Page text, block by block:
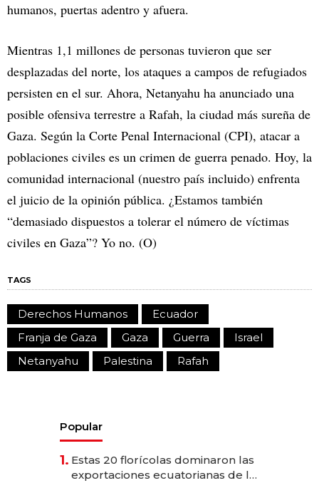
humanos, puertas adentro y afuera.
Mientras 1,1 millones de personas tuvieron que ser
desplazadas del norte, los ataques a campos de refugiados
persisten en el sur. Ahora, Netanyahu ha anunciado una
posible ofensiva terrestre a Rafah, la ciudad más sureña de
Gaza. Según la Corte Penal Internacional (CPI), atacar a
poblaciones civiles es un crimen de guerra penado. Hoy, la
comunidad internacional (nuestro país incluido) enfrenta
el juicio de la opinión pública. ¿Estamos también
“demasiado dispuestos a tolerar el número de víctimas
civiles en Gaza”? Yo no. (O)
TAGS
Derechos Humanos
Ecuador
Franja de Gaza
Gaza Guerra
Israel
Netanyahu
Palestina Rafah
Popular
1. Estas 20 florícolas dominaron las
exportaciones ecuatorianas de la